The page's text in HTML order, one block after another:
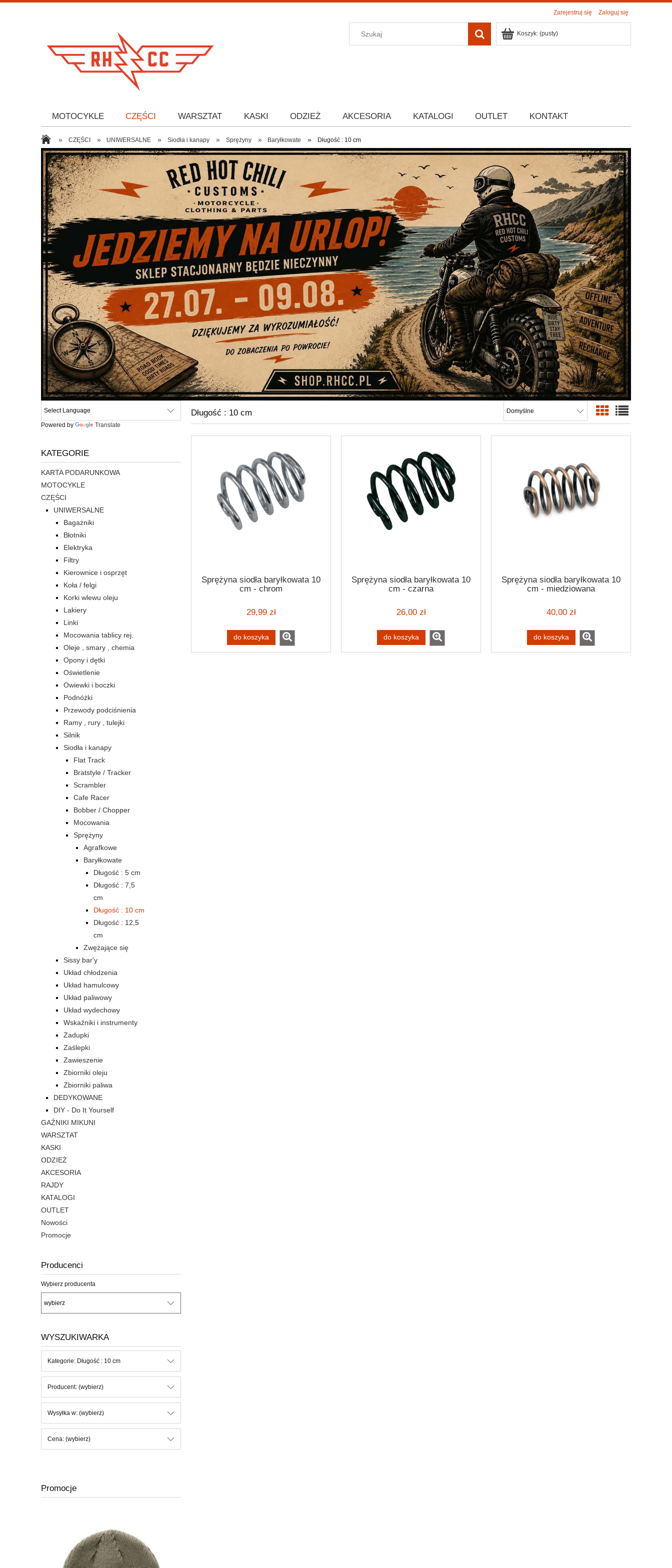
Zarejestruj się Zaloguj się
Koszyk: (pusty)
MOTOCYKLE CZĘŚCI WARSZTAT KASKI ODZIEŻ AKCESORIA KATALOGI OUTLET KONTAKT
» CZĘŚCI » UNIWERSALNE » Siodła i kanapy » Sprężyny » Baryłkowate » Długość : 10 cm
Powered by Translate
KATEGORIE
KARTA PODARUNKOWA
MOTOCYKLE
CZĘŚCI
UNIWERSALNE
Bagażniki
Błotniki
Elektryka
Filtry
Kierownice i osprzęt
Koła / felgi
Korki wlewu oleju
Lakiery
Linki
Mocowania tablicy rej.
Oleje , smary , chemia
Opony i dętki
Oświetlenie
Owiewki i boczki
Podnóżki
Przewody podciśnienia
Ramy , rury , tulejki
Silnik
Siodła i kanapy
Flat Track
Bratstyle / Tracker
Scrambler
Cafe Racer
Bobber / Chopper
Mocowania
Sprężyny
Agrafkowe
Baryłkowate
Długość : 5 cm
Długość : 7,5
cm
Długość : 10 cm
Długość : 12,5
cm
Zwężające się
Sissy bar'y
Układ chłodzenia
Układ hamulcowy
Układ paliwowy
Układ wydechowy
Wskaźniki i instrumenty
Zadupki
Zaślepki
Zawieszenie
Zbiorniki oleju
Zbiorniki paliwa
DEDYKOWANE
DIY - Do It Yourself
GAŹNIKI MIKUNI
WARSZTAT
KASKI
ODZIEŻ
AKCESORIA
RAJDY
KATALOGI
OUTLET
Nowości
Promocje
Producenci
Wybierz producenta
WYSZUKIWARKA
Kategorie: Długość : 10 cm
Producent: (wybierz)
Wysyłka w: (wybierz)
Cena: (wybierz)
Promocje
Długość : 10 cm
Sprężyna siodła baryłkowata 10
cm - chrom
29,99 zł
do koszyka
Sprężyna siodła baryłkowata 10
cm - czarna
26,00 zł
do koszyka
Sprężyna siodła baryłkowata 10
cm - miedziowana
40,00 zł
do koszyka